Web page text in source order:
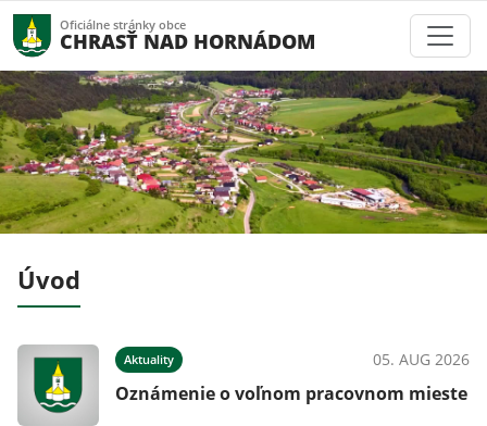
Oficiálne stránky obce
CHRASŤ NAD HORNÁDOM
Úvod
Aktuality 05. AUG 2026
Oznámenie o voľnom pracovnom mieste